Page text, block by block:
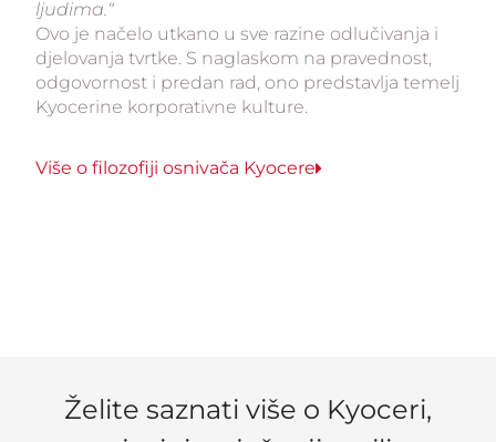
ljudima.“
Ovo je načelo utkano u sve razine odlučivanja i
djelovanja tvrtke. S naglaskom na pravednost,
odgovornost i predan rad, ono predstavlja temelj
Kyocerine korporativne kulture.
Više o filozofiji osnivača Kyocere
Želite saznati više o Kyoceri,